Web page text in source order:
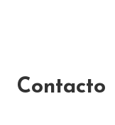
Contacto